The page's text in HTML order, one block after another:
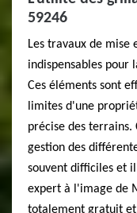
59246
Les travaux de mise
indispensables pour
Ces éléments sont
limites d'une
précise des
gestion des
souvent difficiles et
expert à l'image de
totalement gratuit et